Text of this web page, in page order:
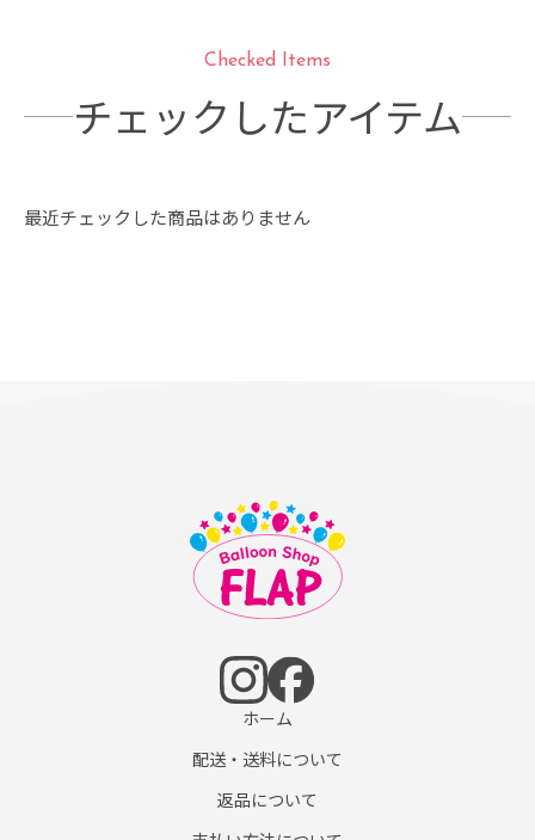
Checked Items
チェックしたアイテム
最近チェックした商品はありません
ホーム
配送・送料について
返品について